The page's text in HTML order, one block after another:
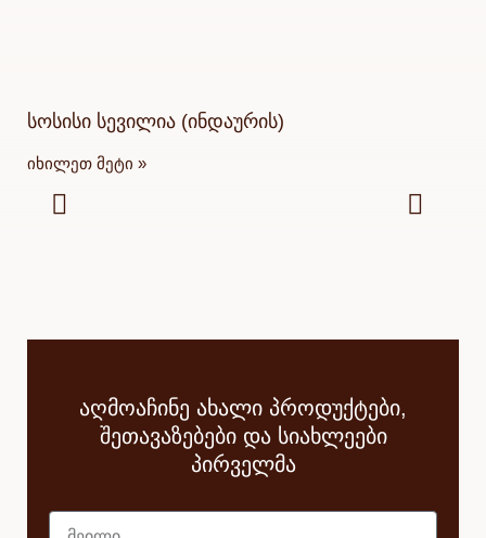
სოსისი სევილია (ინდაურის)
იხილეთ მეტი »
აღმოაჩინე ახალი პროდუქტები,
შეთავაზებები და სიახლეები
პირველმა